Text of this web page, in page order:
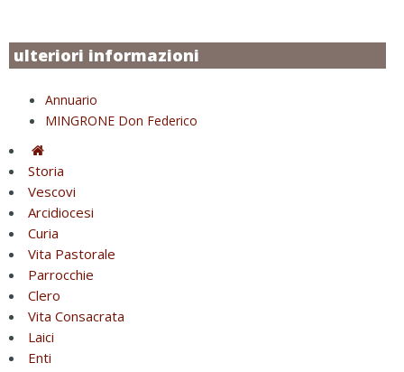
ulteriori informazioni
Annuario
MINGRONE Don Federico
Storia
Vescovi
Arcidiocesi
Curia
Vita Pastorale
Parrocchie
Clero
Vita Consacrata
Laici
Enti